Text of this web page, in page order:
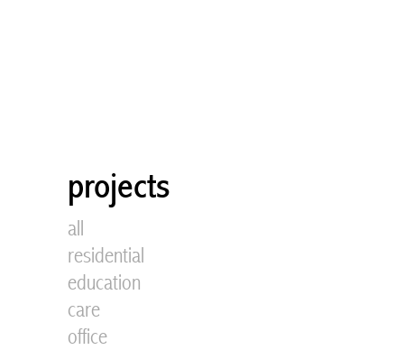
projects
all
residential
education
care
office